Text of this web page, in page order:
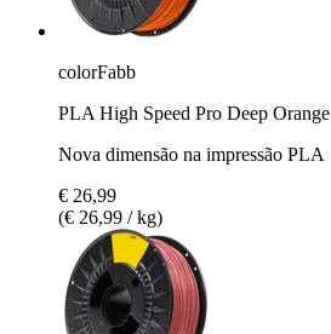
colorFabb
PLA High Speed Pro Deep Orange
Nova dimensão na impressão PLA
€ 26,99
(€ 26,99 / kg)